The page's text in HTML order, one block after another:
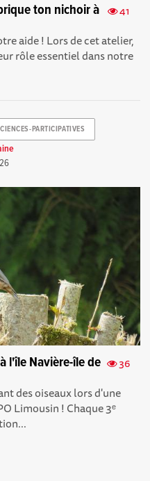
41
ton nichoir à
aide ! Lors de cet atelier,
rôle essentiel dans notre
PARTICIPATIVES
36
l'île Navière-île de
des oiseaux lors d'une
Limousin ! Chaque 3ᵉ